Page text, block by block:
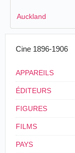
Auckland
Cine 1896-1906
APPAREILS
ÉDITEURS
FIGURES
FILMS
PAYS